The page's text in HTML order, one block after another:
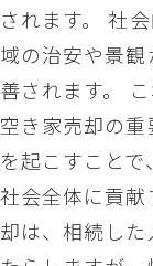
されます。 社
域の治安や景
善されます。
空き家売却の
を起こすこと
社会全体に貢
却は、相続し